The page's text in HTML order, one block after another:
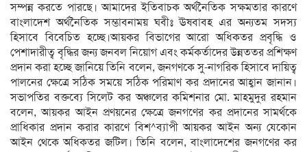
সম্পন্ন করতে পারছে। আমাদের ইতিবাচক অর্থনৈতিক সক্ষমতার কারণে
বাংলাদেশ অর্থনৈতিক সম্ভাবনাময় ঘবীঃ ঊষবাবহ এর অন্যতম সদস্য
হিসাবে বিবেচিত হচ্ছে।আয়কর বিভাগের আরো অধিকতর প্রবৃদ্ধি ও
পেশাদারীত্ব বৃদ্ধির জন্য জনবল নিয়োগ এবং কর্মকর্তাদের উন্নততর প্রশিক্ষণ
প্রদান করা হচ্ছে জানিয়ে তিনি বলেন, জনগণকে সু-নাগরিক হিসাবে দায়িত্ব
পালনের ক্ষেত্রে সঠিক সময়ে সঠিক পরিমাণ কর প্রদানের আহ্বান জানান।
সভাপতির বক্তব্যে সিলেট কর অঞ্চলের কমিশনার মো. মাহমুদুর রহমান
বলেন, আয়কর আইন প্রণয়নের ক্ষেত্রে জনগণের কর প্রদানের সামর্থকে
প্রাধিকার প্রদান করার কারণে বিশ^ব্যাপী আয়কর আইন অন্য যেকোন
আইন থেকে অধিকতর জটিল। তিনি বলেন, বাংলাদেশের জনগণের কর